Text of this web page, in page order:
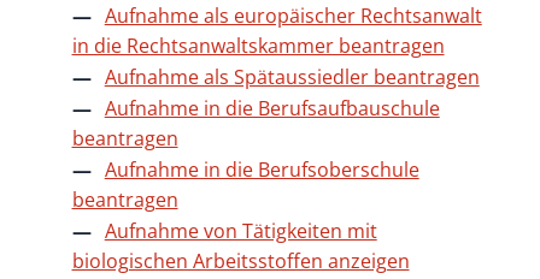
Aufnahme als europäischer Rechtsanwalt
in die Rechtsanwaltskammer beantragen
Aufnahme als Spätaussiedler beantragen
Aufnahme in die Berufsaufbauschule
beantragen
Aufnahme in die Berufsoberschule
beantragen
Aufnahme von Tätigkeiten mit
biologischen Arbeitsstoffen anzeigen